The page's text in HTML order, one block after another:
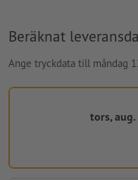
Beräknat
Ange tryckdata till måndag
tors, aug.